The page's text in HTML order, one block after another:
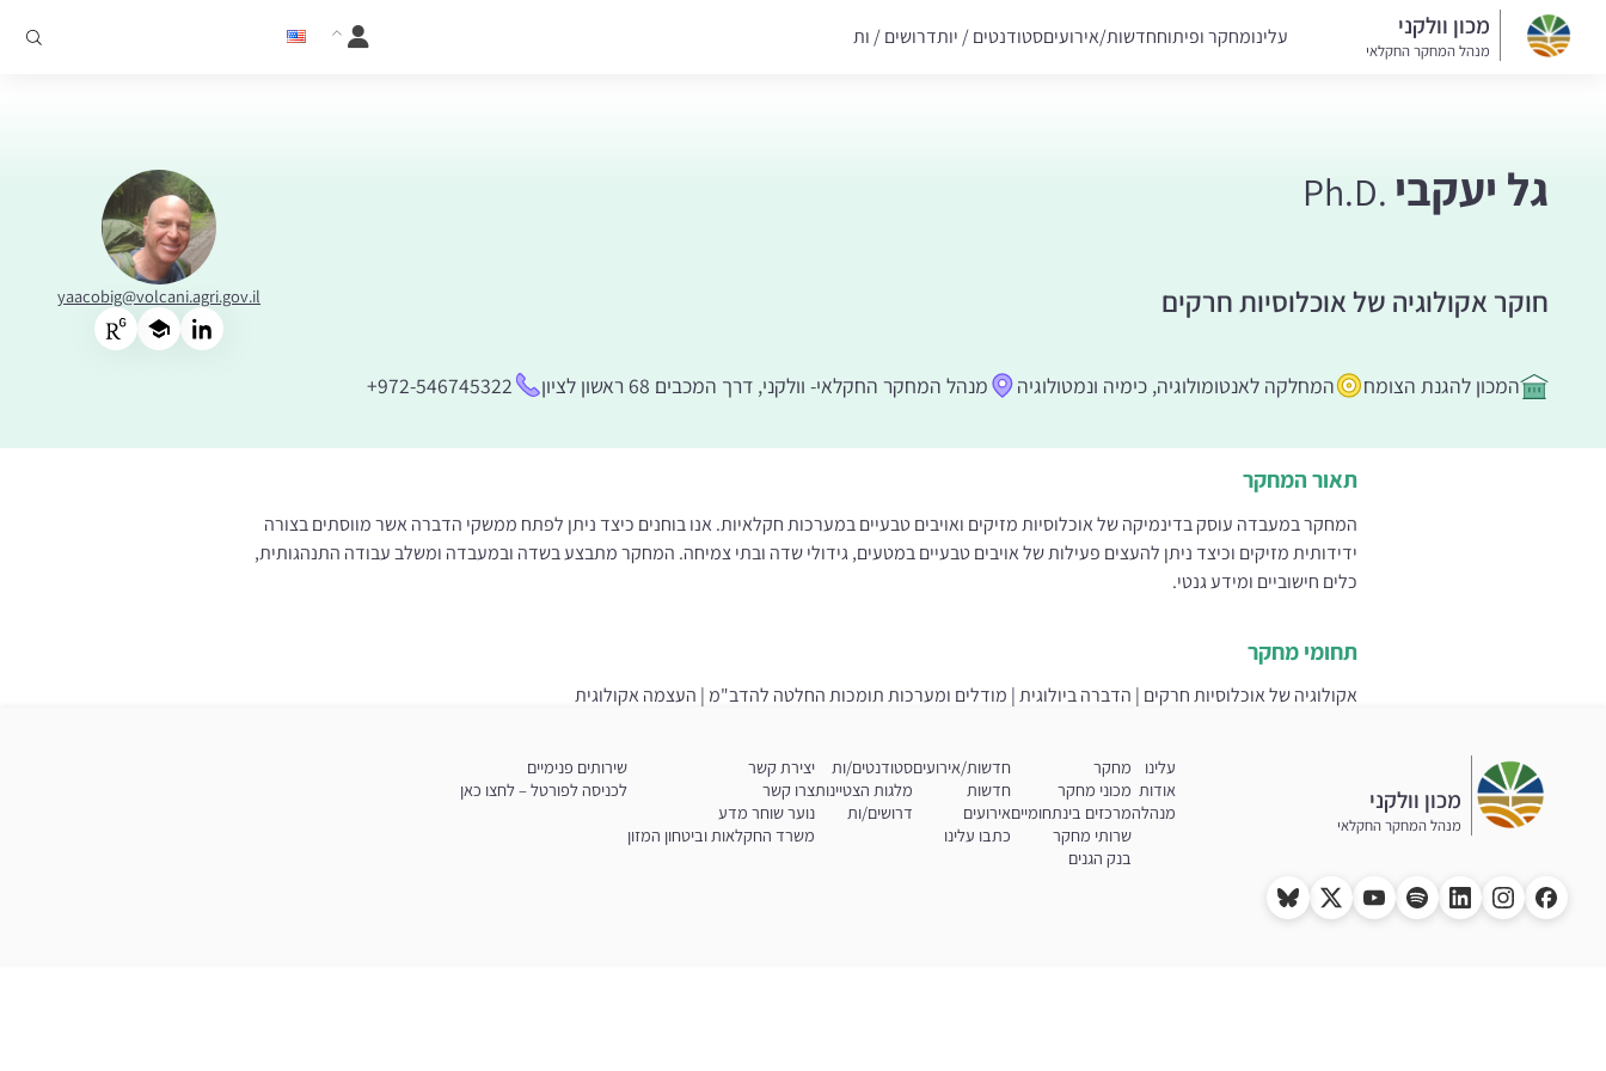
מכון וולקני
מנהל המחקר החקלאי
עלינומחקר ופיתוחחדשות/אירועיםסטודנטים / יותדרושים / ות
גל יעקבי Ph.D.
חוקר אקולוגיה של אוכלוסיות חרקים
המכון להגנת הצומח המחלקה לאנטומולוגיה, כימיה ונמטולוגיה מנהל המחקר החקלאי- וולקני, דרך המכבים 68 ראשון לציון +972-546745322
yaacobig@volcani.agri.gov.il
תאור המחקר
המחקר במעבדה עוסק בדינמיקה של אוכלוסיות מזיקים ואויבים טבעיים במערכות חקלאיות. אנו בוחנים כיצד ניתן לפתח ממשקי הדברה אשר מווסתים בצורה
ידידותית מזיקים וכיצד ניתן להעצים פעילות של אויבים טבעיים במטעים, גידולי שדה ובתי צמיחה. המחקר מתבצע בשדה ובמעבדה ומשלב עבודה התנהגותית,
כלים חישוביים ומידע גנטי.
תחומי מחקר
אקולוגיה של אוכלוסיות חרקים | הדברה ביולוגית | מודלים ומערכות תומכות החלטה להדב"מ | העצמה אקולוגית
מכון וולקני
מנהל המחקר החקלאי
עלינו
אודות
מנהלה
מחקר
מכוני מחקר
מרכזים בינתחומיים
שרותי מחקר
בנק הגנים
חדשות/אירועים
חדשות
אירועים
כתבו עלינו
סטודנטים/ות
מלגות הצטיינות
דרושים/ות
יצירת קשר
צרו קשר
נוער שוחר מדע
משרד החקלאות וביטחון המזון
שירותים פנימיים
לכניסה לפורטל – לחצו כאן